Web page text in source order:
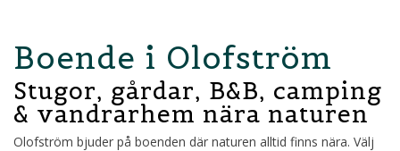
Boende i Olofström
Stugor, gårdar, B&B, camping
& vandrarhem nära naturen
Olofström bjuder på boenden där naturen alltid finns nära. Välj